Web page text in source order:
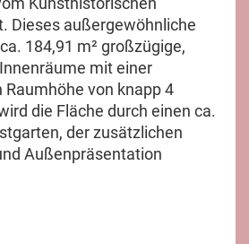
Dieses außergewöhnliche
184,91 m² großzügige,
mit einer
Raumhöhe von knapp 4
die Fläche durch einen ca.
der zusätzlichen
Außenpräsentation